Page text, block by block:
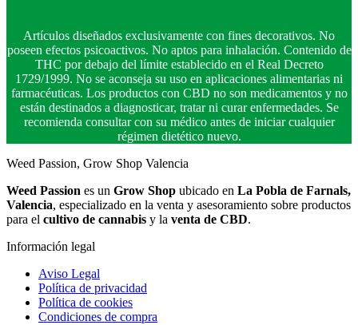
Artículos diseñados exclusivamente con fines decorativos. No
poseen efectos psicoactivos. No aptos para inhalación. Contenido de
THC por debajo del límite establecido en el Real Decreto
1729/1999. No se aconseja su uso en aplicaciones alimentarias ni
farmacéuticas. Los productos con CBD no son medicamentos y no
están destinados a diagnosticar, tratar ni curar enfermedades. Se
recomienda consultar con su médico antes de iniciar cualquier
régimen dietético nuevo.
Weed Passion, Grow Shop Valencia
Weed Passion es un Grow Shop ubicado en La Pobla de Farnals,
Valencia, especializado en la venta y asesoramiento sobre productos
para el cultivo de cannabis y la venta de CBD.
Información legal
Aviso Legal
Política de privacidad
Política de cookies
Condiciones de compra